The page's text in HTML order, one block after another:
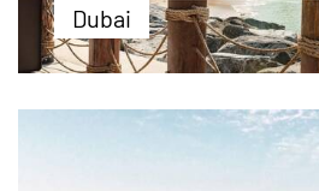
Dubai
Auf einer Küstenlänge von
Dubai jede Menge Sand,
für einen rundum erholsamen